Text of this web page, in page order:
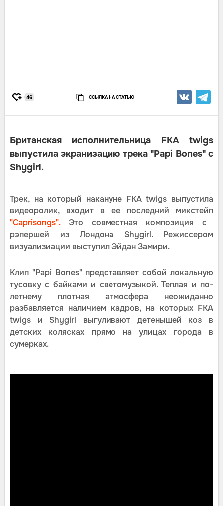
46 ССЫЛКА НА СТАТЬЮ
Британская исполнительница FKA twigs
выпустила экранизацию трека "Papi Bones" с
Shygirl.
Трек, на который накануне FKA twigs выпустила
видеоролик, входит в ее последний микстейп
"Caprisongs".Это совместная композиция с
рэпершей из Лондона Shygirl. Режиссером
визуализиации выступил Эйдан Замири.
Клип "Papi Bones" представляет собой локальную
тусовку с байками и светомузыкой. Теплая и по-
летнему плотная атмосфера неожиданно
разбавляется наличием кадров, на которых FKA
twigs и Shygirl выгуливают детенышей коз в
детских колясках прямо на улицах города в
сумерках.